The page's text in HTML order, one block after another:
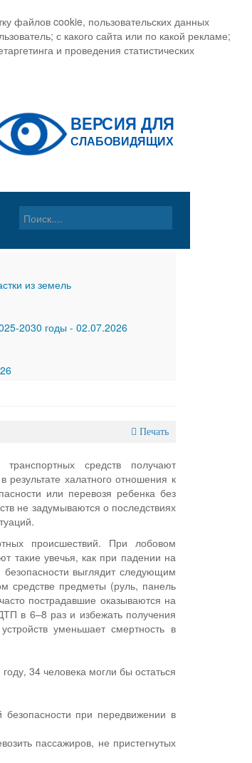
файлов cookie, пользовательских данных
с какого сайта или по какой рекламе;
и проведения статистических
из земель
2030 годы - 02.07.2026
Печать
средств получают
халатного отношения к
или перевозя ребенка без
не задумываются о последствиях
происшествий. При лобовом
такие увечья, как при падении на
выглядит следующим
средстве предметы (руль, панель
пострадавшие оказываются на
в 6–8 раз и избежать получения
уменьшает смертность в
34 человека могли бы остаться
при передвижении в
пассажиров, не пристегнутых